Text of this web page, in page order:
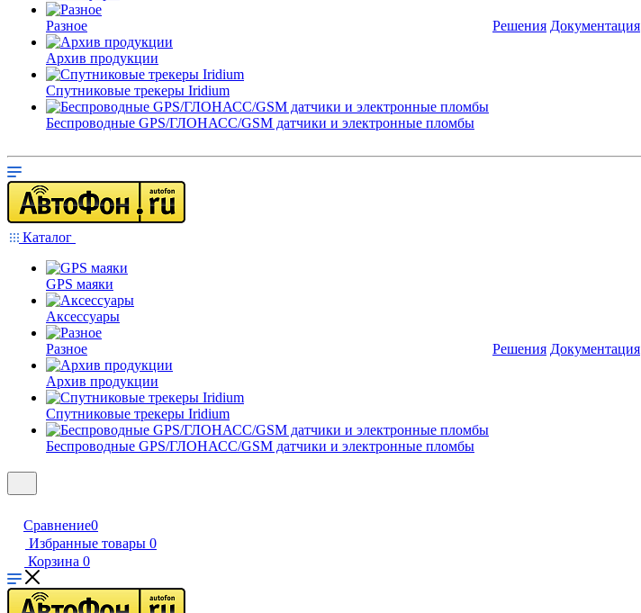
Разное
Архив продукции
Спутниковые трекеры Iridium
Беспроводные GPS/ГЛОНАСС/GSM датчики и электронные пломбы
Решения Документация
Каталог
GPS маяки
Аксессуары
Разное
Архив продукции
Спутниковые трекеры Iridium
Беспроводные GPS/ГЛОНАСС/GSM датчики и электронные пломбы
Решения Документация
Сравнение0
Избранные товары 0
Корзина 0